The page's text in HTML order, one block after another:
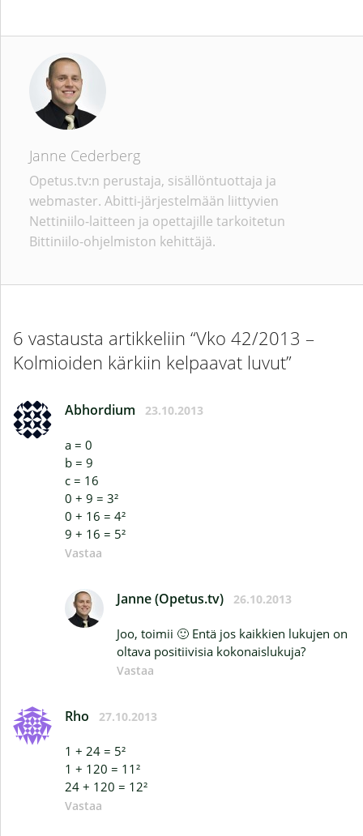
Janne Cederberg
Opetus.tv:n perustaja, sisällöntuottaja ja
webmaster. Abitti-järjestelmään liittyvien
Nettiniilo-laitteen ja opettajille tarkoitetun
Bittiniilo-ohjelmiston kehittäjä.
6 vastausta artikkeliin “Vko 42/2013 –
Kolmioiden kärkiin kelpaavat luvut”
Abhordium 23.10.2013
a = 0
b = 9
c = 16
0 + 9 = 3²
0 + 16 = 4²
9 + 16 = 5²
Vastaa
Janne (Opetus.tv) 26.10.2013
Joo, toimii 🙂 Entä jos kaikkien lukujen on
oltava positiivisia kokonaislukuja?
Vastaa
Rho 27.10.2013
1 + 24 = 5²
1 + 120 = 11²
24 + 120 = 12²
Vastaa